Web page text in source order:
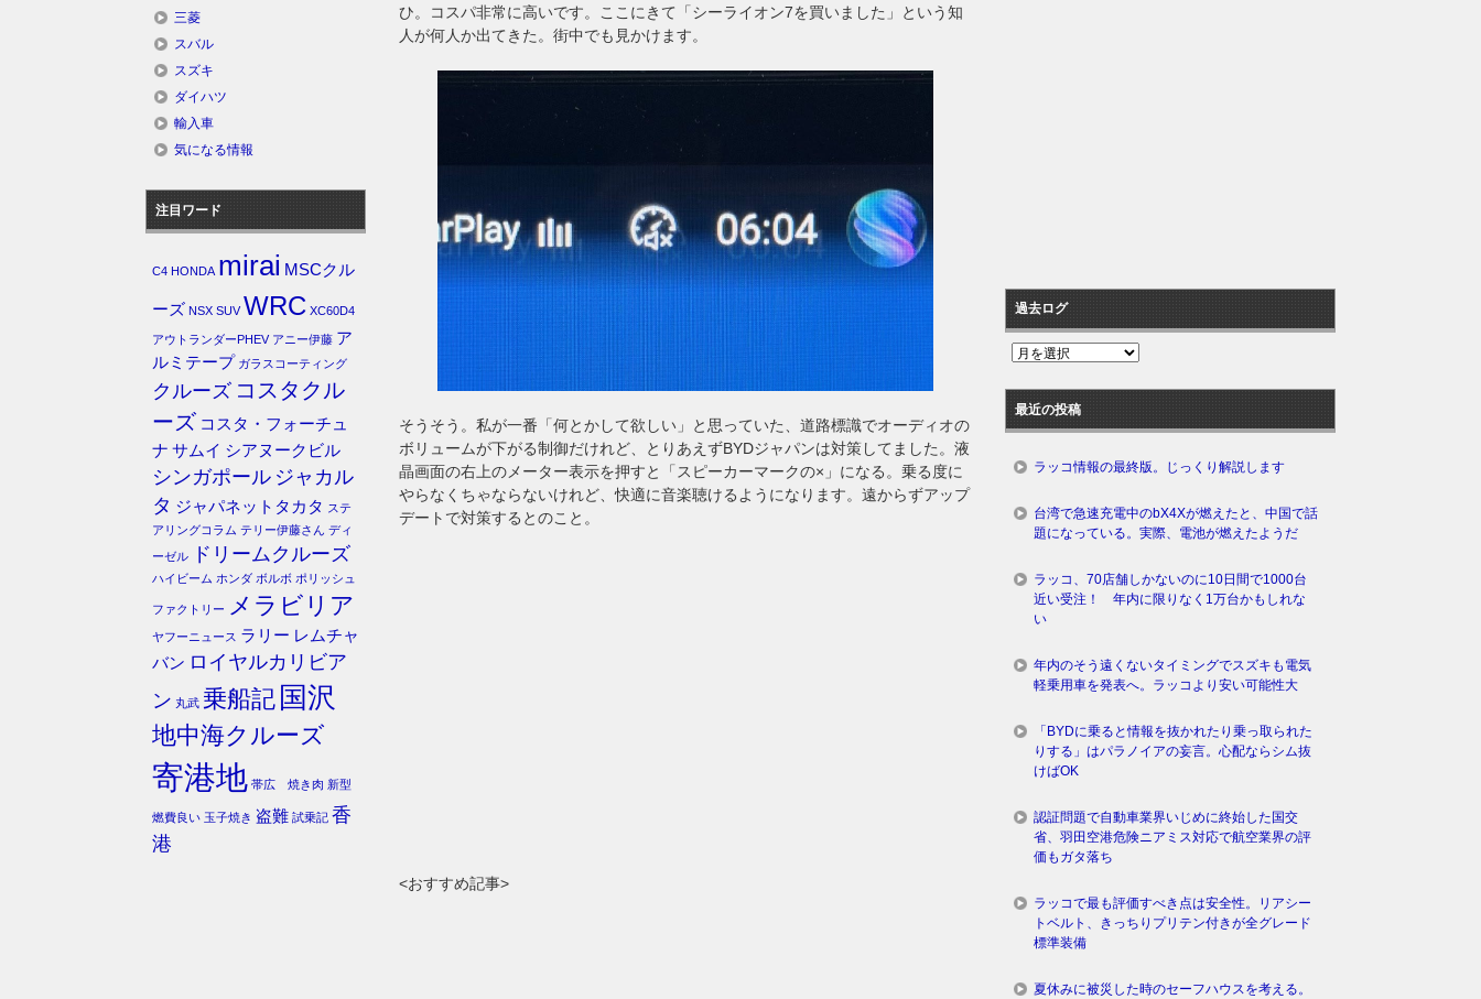
ひ。コスパ非常に高いです。ここにきて「シーライオン7を買いました」という知
人が何人か出てきた。街中でも見かけます。
そうそう。私が一番「何とかして欲しい」と思っていた、道路標識でオーディオの
ボリュームが下がる制御だけれど、とりあえずBYDジャパンは対策してました。液
晶画面の右上のメーター表示を押すと「スピーカーマークの×」になる。乗る度に
やらなくちゃならないけれど、快適に音楽聴けるようになります。遠からずアップ
デートで対策するとのこと。
<おすすめ記事>
三菱
スバル
スズキ
ダイハツ
輸入車
気になる情報
注目ワード
C4 HONDA mirai MSCクル
ーズ NSX SUV WRC XC60D4
アウトランダーPHEV アニー伊藤 ア
ルミテープ ガラスコーティング
クルーズ コスタクル
ーズ コスタ・フォーチュ
ナ サムイ シアヌークビル
シンガポール ジャカル
タ ジャパネットタカタ ステ
アリングコラム テリー伊藤さん ディ
ーゼル
ドリームクルーズ
ハイビーム ホンダ ボルボ ポリッシュ
ファクトリー メラビリア
ヤフーニュース ラリー レムチャ
バン ロイヤルカリビア
ン 丸武 乗船記 国沢
地中海クルーズ
寄港地 帯広 焼き肉 新型
燃費良い 玉子焼き 盗難 試乗記 香
港
過去ログ
過
ロ
グ
最近の投稿
ラッコ情報の最終版。じっくり解説します
台湾で急速充電中のbX4Xが燃えたと、中国で話
題になっている。実際、電池が燃えたようだ
ラッコ、70店舗しかないのに10日間で1000台
近い受注！ 年内に限りなく1万台かもしれな
い
年内のそう遠くないタイミングでスズキも電気
軽乗用車を発表へ。ラッコより安い可能性大
「BYDに乗ると情報を抜かれたり乗っ取られた
りする」はパラノイアの妄言。心配ならシム抜
けばOK
認証問題で自動車業界いじめに終始した国交
省、羽田空港危険ニアミス対応で航空業界の評
価もガタ落ち
ラッコで最も評価すべき点は安全性。リアシー
トベルト、きっちりプリテン付きが全グレード
標準装備
夏休みに被災した時のセーフハウスを考える。